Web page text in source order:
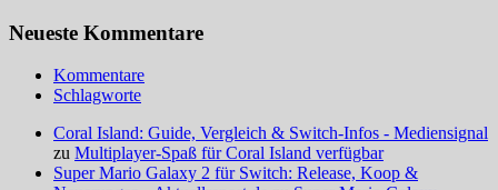
Neueste Kommentare
Kommentare
Schlagworte
Coral Island: Guide, Vergleich & Switch-Infos - Mediensignal
zu Multiplayer-Spaß für Coral Island verfügbar
Super Mario Galaxy 2 für Switch: Release, Koop &